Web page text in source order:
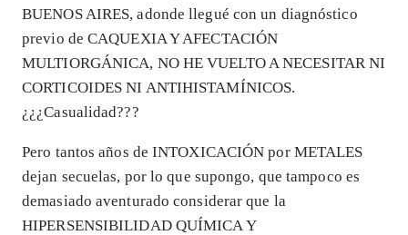
BUENOS AIRES, adonde llegué con un diagnóstico
previo de CAQUEXIA Y AFECTACIÓN
MULTIORGÁNICA, NO HE VUELTO A NECESITAR NI
CORTICOIDES NI ANTIHISTAMÍNICOS.
¿¿¿Casualidad???
Pero tantos años de INTOXICACIÓN por METALES
dejan secuelas, por lo que supongo, que tampoco es
demasiado aventurado considerar que la
HIPERSENSIBILIDAD QUÍMICA Y